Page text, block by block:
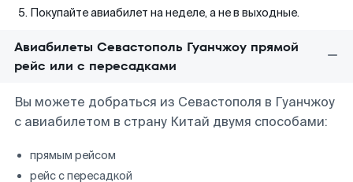
Покупайте авиабилет на неделе, а не в выходные.
Авиабилеты Севастополь Гуанчжоу прямой
рейс или с пересадками
Вы можете добраться из Севастополя в Гуанчжоу
с авиабилетом в страну Китай двумя способами:
прямым рейсом
рейс с пересадкой